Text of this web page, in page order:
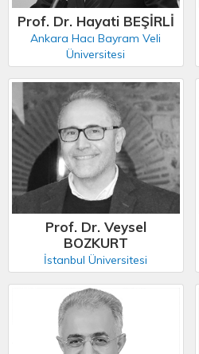
Prof. Dr. Hayati BEŞİRLİ
Ankara Hacı Bayram Veli
Üniversitesi
Prof. Dr. Veysel
BOZKURT
İstanbul Üniversitesi